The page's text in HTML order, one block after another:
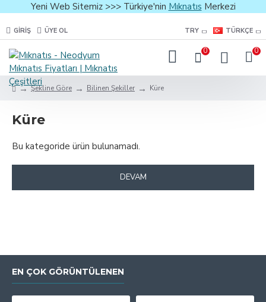
Yeni Web Sitemiz >>> Türkiye'nin Mıknatıs Merkezi
GIRIŞ ÜYE OL TRY TÜRKÇE
0 0
Şekline Göre Bilinen Şekiller Küre
Küre
Bu kategoride ürün bulunamadı.
DEVAM
EN ÇOK GÖRÜNTÜLENEN